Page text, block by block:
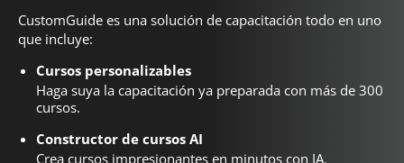
CustomGuide es una solución de capacitación todo en uno
que incluye:
Cursos personalizables
Haga suya la capacitación ya preparada con más de 300
cursos.
Constructor de cursos AI
Crea cursos impresionantes en minutos con IA.